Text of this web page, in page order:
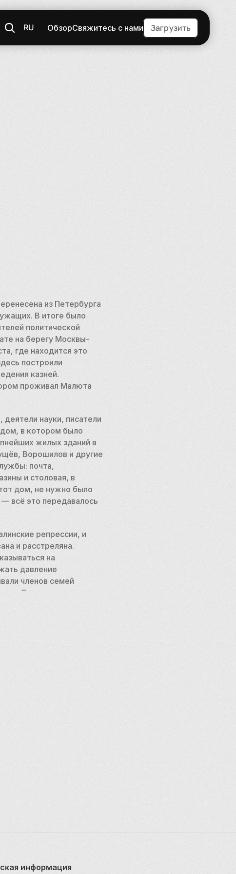
RU ОбзорСвяжитесь с нами Загрузить
из Петербурга
В итоге было
политической
на берегу Москвы-
где находится это
построили
казней.
проживал Малюта
науки, писатели
в котором было
жилых зданий в
Ворошилов и другие
почта,
и столовая, в
дом, не нужно было
— всё это передавалось
репрессии, и
и расстреляна.
на
давление
членов семей
в Доме на
и навязчивые идеи,
в число охраняемых
о доме по сей день
информация